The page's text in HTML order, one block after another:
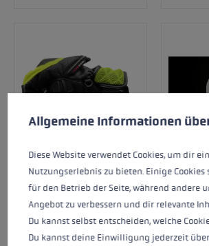
Le WCR Venom 3D Junior est le
parfait pour tous les athlètes en
Préférences en matière de cookies
This website uses cookies to give you the best
Allgemeine Informationen
Diese Website verwendet Cookies, um dir
Nutzungserlebnis zu bieten. Einige Cookies
für den Betrieb der Seite, während andere
Angebot zu verbessern und dir relevante
Du kannst selbst entscheiden, welche
Du kannst deine Einwilligung jederzeit